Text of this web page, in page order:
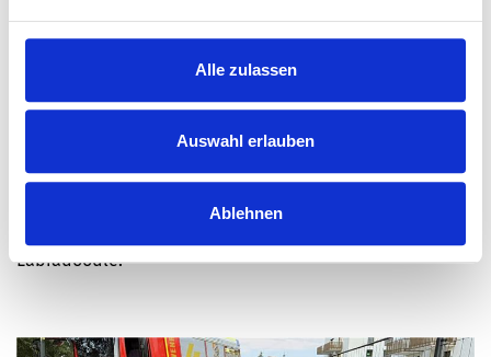
Alle zulassen
Auswahl erlauben
Ablehnen
Polizeibericht
Radfahrerin von Hund gebissen
Labradoodle.